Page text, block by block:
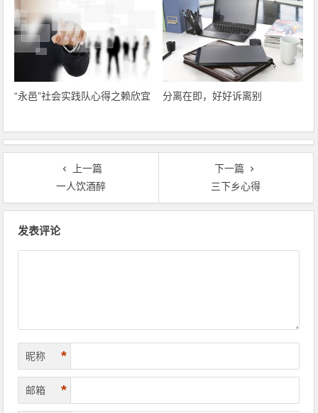
“永邑”社会实践队心得之赖欣宜 分离在即，好好诉离别
上一篇
一人饮酒醉
下一篇
三下乡心得
发表评论
昵称 *
邮箱 *